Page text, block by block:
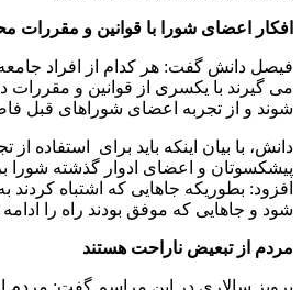
افکار اعضای شورا با قوانین و مقررات
فیصل دانش گفت: هر کدام از افراد
می گیرند با یکسری از قوانین و
شوند و از تجربه اعضای شوراهای قبل
دانش، با بیان اینکه باید برای استفاده از
پیشکسوتان و اعضای ادوار گذشته شورا
افزود: بطوریکه جاهایی که اشتباه کردند
شود و جاهایی که موفق بودند راه را ادامه
مردم از تبعیض ناراحت هستند
پرویز سالاری در این مراسم گفت: مردم